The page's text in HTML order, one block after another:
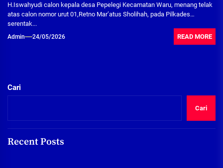
H.Iswahyudi calon kepala desa Pepelegi Kecamatan Waru, menang telak
atas calon nomor urut 01,Retno Mar’atus Sholihah, pada Pilkades
serentak...
Admin 24/05/2026 READ MORE
Cari
Cari
Recent Posts